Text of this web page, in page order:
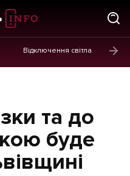
Відключення світла
та до
буде